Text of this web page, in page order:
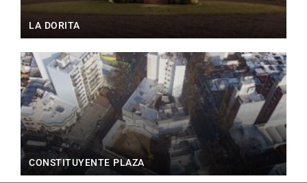
LA DORITA
CONSTITUYENTE PLAZA